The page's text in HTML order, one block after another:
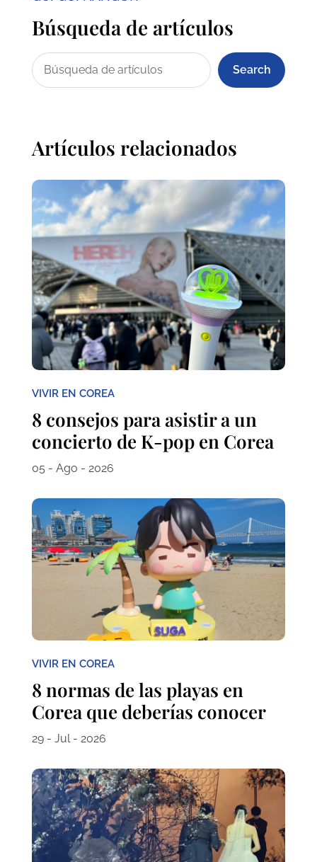
Búsqueda de artículos
Search
Artículos relacionados
VIVIR EN COREA
8 consejos para asistir a un
concierto de K-pop en Corea
05 - Ago - 2026
VIVIR EN COREA
8 normas de las playas en
Corea que deberías conocer
29 - Jul - 2026